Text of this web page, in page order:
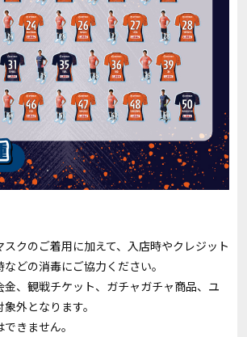
スクのご着用に加えて、入店時やクレジット
どの消毒にご協力ください。
金、観戦チケット、ガチャガチャ商品、ユ
外となります。
きません。